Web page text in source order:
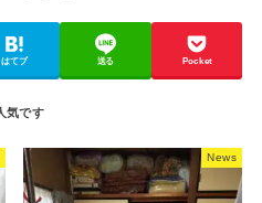
はてブ 送る Pocket
News